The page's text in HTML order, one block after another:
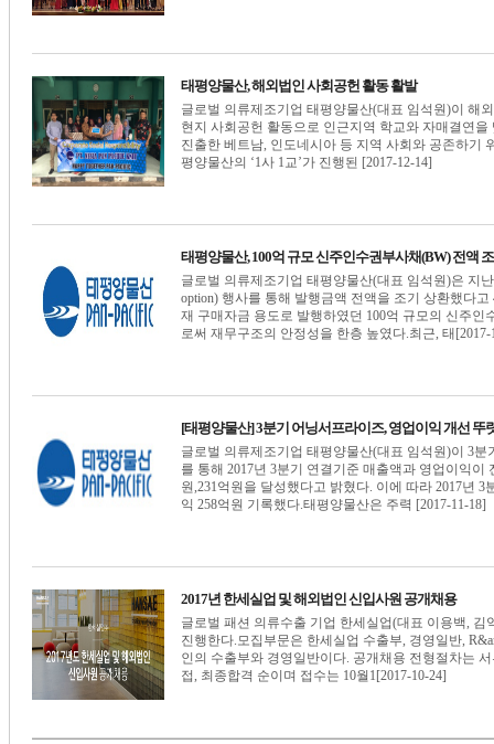
태평양물산, 해외법인 사회공헌 활동 활발
글로벌 의류제조기업 태평양물산(대표 임석원)이 해
현지 사회공헌 활동으로 인근지역 학교와 자매결연
진출한 베트남, 인도네시아 등 지역 사회와 공존하기
평양물산의 ‘1사 1교’가 진행된 [2017-12-14]
태평양물산, 100억 규모 신주인수권부사채(BW) 전액
글로벌 의류제조기업 태평양물산(대표 임석원)은 지
option) 행사를 통해 발행금액 전액을 조기 상환했다
재 구매자금 용도로 발행하였던 100억 규모의 신주
로써 재무구조의 안정성을 한층 높였다.최근, 태[2017-
[태평양물산] 3분기 어닝서프라이즈, 영업이익 개선 뚜
글로벌 의류제조기업 태평양물산(대표 임석원)이 3
를 통해 2017년 3분기 연결기준 매출액과 영업이익이
원,231억원을 달성했다고 밝혔다. 이에 따라 2017년
익 258억원 기록했다.태평양물산은 주력 [2017-11-18]
2017년 한세실업 및 해외법인 신입사원 공개채용
글로벌 패션 의류수출 기업 한세실업(대표 이용백, 김
진행한다.모집부문은 한세실업 수출부, 경영일반,
인의 수출부와 경영일반이다. 공개채용 전형절차는
접, 최종합격 순이며 접수는 10월1[2017-10-24]